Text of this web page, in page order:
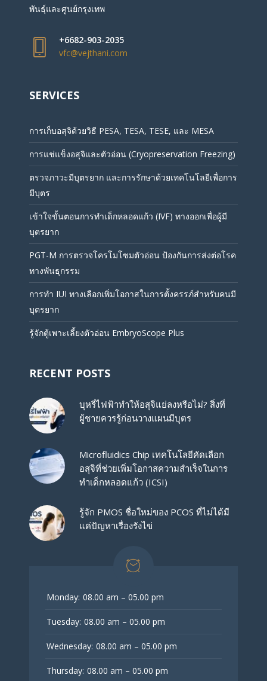
พันธุ์และศูนย์กรุงเทพ
+6682-903-2035
vfc@vejthani.com
SERVICES
การเก็บอสุจิด้วยวิธี PESA, TESA, TESE, และ MESA
การแช่แข็งอสุจิและตัวอ่อน (Cryopreservation Freezing)
ตรวจภาวะมีบุตรยาก และการรักษาด้วยเทคโนโลยีเพื่อการ
มีบุตร
เข้าใจขั้นตอนการทำเด็กหลอดแก้ว (IVF) ทางออกเพื่อผู้มี
บุตรยาก
PGT-M การตรวจโครโมโซมตัวอ่อน ป้องกันการส่งต่อโรค
ทางพันธุกรรม
การทำ IUI ทางเลือกเพิ่มโอกาสในการตั้งครรภ์สำหรับคนมี
บุตรยาก
รู้จักตู้เพาะเลี้ยงตัวอ่อน EmbryoScope Plus
RECENT POSTS
บุหรี่ไฟฟ้าทำให้อสุจิแย่ลงหรือไม่? สิ่งที่
ผู้ชายควรรู้ก่อนวางแผนมีบุตร
Microfluidics Chip เทคโนโลยีคัดเลือก
อสุจิที่ช่วยเพิ่มโอกาสความสำเร็จในการ
ทำเด็กหลอดแก้ว (ICSI)
รู้จัก PMOS ชื่อใหม่ของ PCOS ที่ไม่ได้มี
แค่ปัญหาเรื่องรังไข่
Monday: 08.00 am – 05.00 pm
Tuesday: 08.00 am – 05.00 pm
Wednesday: 08.00 am – 05.00 pm
Thursday: 08.00 am – 05.00 pm